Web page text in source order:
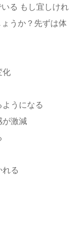
る もし宜しけれ
うか？先ずは体
化
うになる
が激減
る